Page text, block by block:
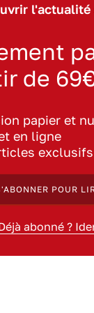
de
papier et
en ligne
POUR
abonné ?